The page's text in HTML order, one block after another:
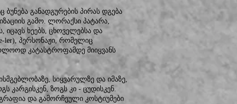
განადგურების პირას დგება
გამო. ლორაქსი პატარა,
იცავს ხეებს, ცხოველებსა და
ler), პერსონაჟი, რომელიც
კატასტროფამდე მიიყვანს
სიყვარულზე და იმაზე,
კარგისკენ, ზოგს კი - ცუდისკენ.
და გამორჩეული კოსტიუმები